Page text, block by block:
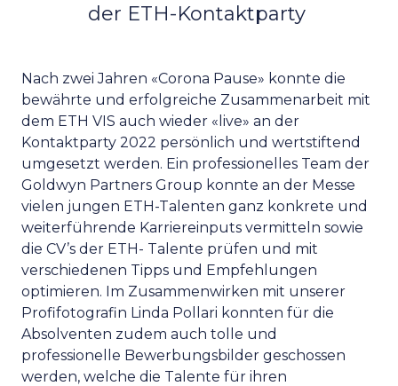
der ETH-Kontaktparty
Nach zwei Jahren «Corona Pause» konnte die
bewährte und erfolgreiche Zusammenarbeit mit
dem ETH VIS auch wieder «live» an der
Kontaktparty 2022 persönlich und wertstiftend
umgesetzt werden. Ein professionelles Team der
Goldwyn Partners Group konnte an der Messe
vielen jungen ETH-Talenten ganz konkrete und
weiterführende Karriereinputs vermitteln sowie
die CV’s der ETH- Talente prüfen und mit
verschiedenen Tipps und Empfehlungen
optimieren. Im Zusammenwirken mit unserer
Profifotografin Linda Pollari konnten für die
Absolventen zudem auch tolle und
professionelle Bewerbungsbilder geschossen
werden, welche die Talente für ihren